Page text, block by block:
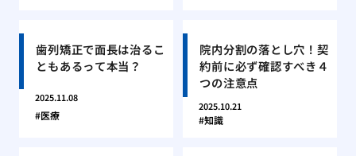
歯列矯正で面長は治るこ
ともあるって本当？
2025.11.08
医療
院内分割の落とし穴！契
約前に必ず確認すべき４
つの注意点
2025.10.21
知識